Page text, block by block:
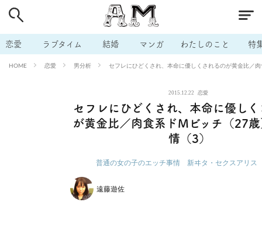
恋愛 ラブタイム 結婚 マンガ わたしのこと 特
HOME 恋愛 男分析 セフレにひどくされ、本命に優しくされるのが黄金比／
2015.12.22 恋愛
セフレにひどくされ、本命に優し
が黄金比／肉食系ドMビッチ（27
情（3）
普通の女の子のエッチ事情 新ヰタ・セクスアリス
遠藤遊佐
# 男の本音 # セフレ # 不倫
# 出会う方法 # マッチングアプリ # ラブグッズ # 体の相